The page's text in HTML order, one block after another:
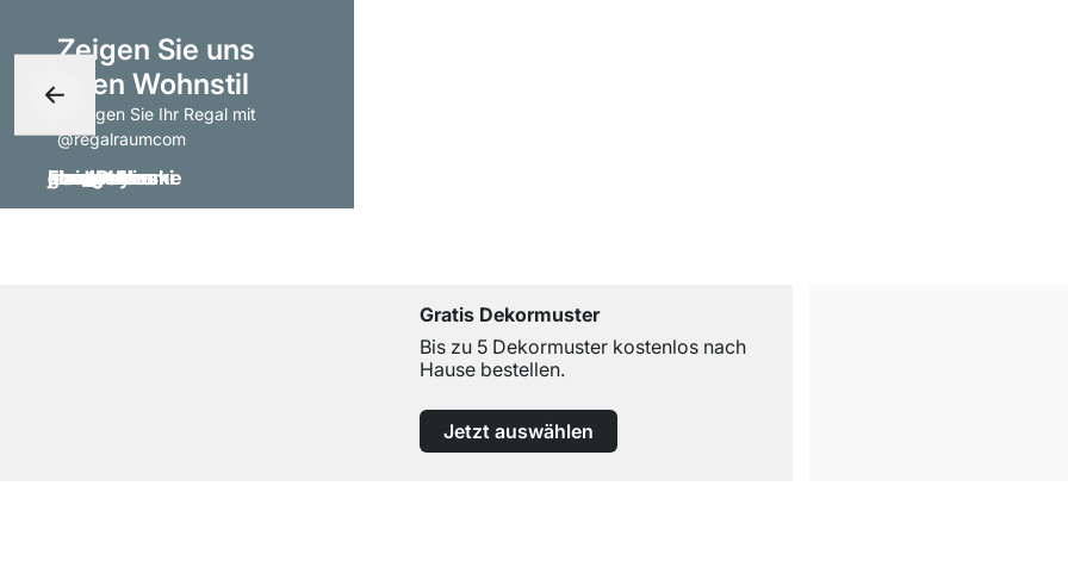
Zeigen Sie uns
Ihren Wohnstil
- taggen Sie Ihr Regal mit
@regalraumcom
Gratis Dekormuster
Bis zu 5 Dekormuster kostenlos nach
Hause bestellen.
Jetzt auswählen